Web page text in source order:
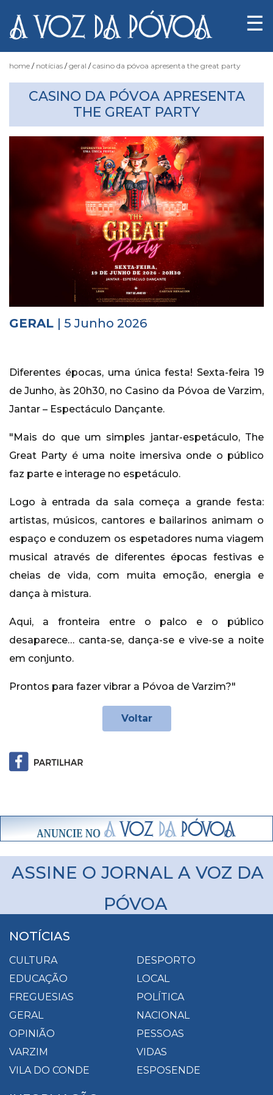
Notícias
Fotógrafo
Luas
Marés
Vídeos
☰
home notícias geral casino da póvoa apresenta the great party
CASINO DA PÓVOA APRESENTA
THE GREAT PARTY
GERAL | 5 Junho 2026
Diferentes épocas, uma única festa! Sexta-feira 19
de Junho, às 20h30, no Casino da Póvoa de Varzim,
Jantar – Espectáculo Dançante.
"Mais do que um simples jantar-espetáculo, The
Great Party é uma noite imersiva onde o público
faz parte e interage no espetáculo.
Logo à entrada da sala começa a grande festa:
artistas, músicos, cantores e bailarinos animam o
espaço e conduzem os espetadores numa viagem
musical através de diferentes épocas festivas e
cheias de vida, com muita emoção, energia e
dança à mistura.
Aqui, a fronteira entre o palco e o público
desaparece… canta-se, dança-se e vive-se a noite
em conjunto.
Prontos para fazer vibrar a Póvoa de Varzim?"
Voltar
ASSINE O JORNAL A VOZ DA
PÓVOA
NOTÍCIAS
CULTURA
DESPORTO
EDUCAÇÃO
LOCAL
FREGUESIAS
POLÍTICA
GERAL
NACIONAL
OPINIÃO
PESSOAS
VARZIM
VIDAS
VILA DO CONDE
ESPOSENDE